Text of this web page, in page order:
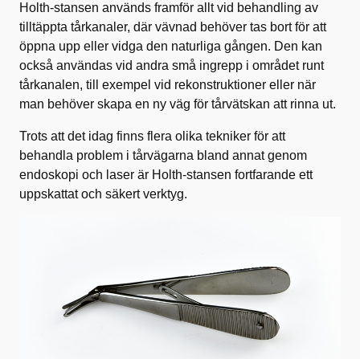
Holth‑stansen används framför allt vid behandling av
tilltäppta tårkanaler, där vävnad behöver tas bort för att
öppna upp eller vidga den naturliga gången. Den kan
också användas vid andra små ingrepp i området runt
tårkanalen, till exempel vid rekonstruktioner eller när
man behöver skapa en ny väg för tårvätskan att rinna ut.
Trots att det idag finns flera olika tekniker för att
behandla problem i tårvägarna bland annat genom
endoskopi och laser är Holth‑stansen fortfarande ett
uppskattat och säkert verktyg.